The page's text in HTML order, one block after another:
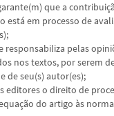
que a
está em processo de
responsabiliza pelas
nos textos, por serem
de seu(s) autor(es);
editores o direito de
do artigo às